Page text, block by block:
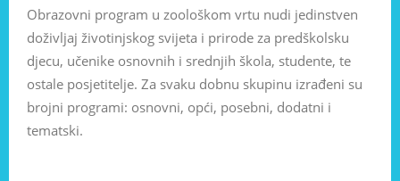
Obrazovni program u zoološkom vrtu nudi jedinstven
doživljaj životinjskog svijeta i prirode za predškolsku
djecu, učenike osnovnih i srednjih škola, studente, te
ostale posjetitelje. Za svaku dobnu skupinu izrađeni su
brojni programi: osnovni, opći, posebni, dodatni i
tematski.